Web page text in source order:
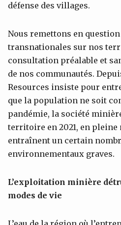
défense des villages.
Nous remettons en question
transnationales sur nos
consultation préalable et
de nos communautés.
Resources insiste pour
que la population ne soit
pandémie, la société
territoire en 2021, en pleine
entraînent un certain
environnementaux graves.
L’exploitation minière
modes de vie